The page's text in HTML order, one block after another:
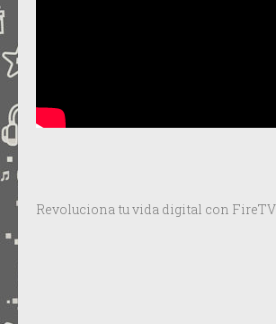
Revoluciona tu vida digital con FireTV